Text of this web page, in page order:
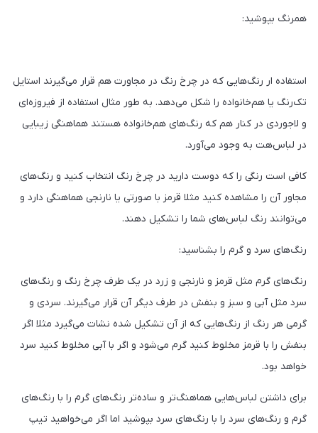
همرنگ بپوشید:
استفاده ار رنگ‌هایی که در چرخ رنگ در مجاورت هم قرار می‌گیرند استایل
تک‌رنگ یا هم‌خانواده را شکل می‌دهد. به طور مثال استفاده از فیروزه‌ای
و لاجوردی در کنار هم که رنگ‌های هم‌خانواده هستند هماهنگی زیبایی
در لباس‌هت به وجود می‌آورد.
کافی است رنگی را که دوست دارید در چرخ رنگ انتخاب کنید و رنگ‌های
مجاور آن را مشاهده کنید مثلا قرمز با صورتی یا نارنجی هماهنگی دارد و
می‌توانند رنگ لباس‌های شما را تشکیل دهند.
رنگ‌های سرد و گرم را بشناسید:
رنگ‌های گرم مثل قرمز و نارنجی و زرد در یک طرف چرخ رنگ و رنگ‌های
سرد مثل آبی و سبز و بنفش در طرف دیگر آن قرار می‌گیرند. سردی و
گرمی هر رنگ از رنگ‌هایی که از آن تشکیل شده نشات می‌گیرد مثلا اگر
بنفش را با قرمز مخلوط کنید گرم می‌شود و اگر با آبی مخلوط کنید سرد
خواهد بود.
برای داشتن لباس‌هایی هماهنگ‌تر و ساده‌تر رنگ‌های گرم را با رنگ‌های
گرم و رنگ‌های سرد را با رنگ‌های سرد بپوشید اما اگر می‌خواهید تیپ